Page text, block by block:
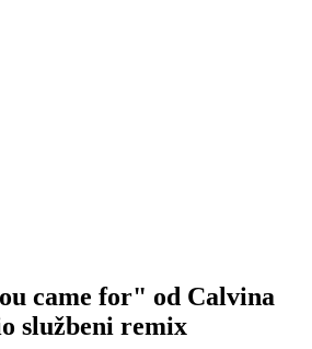
came for" od Calvina
službeni remix